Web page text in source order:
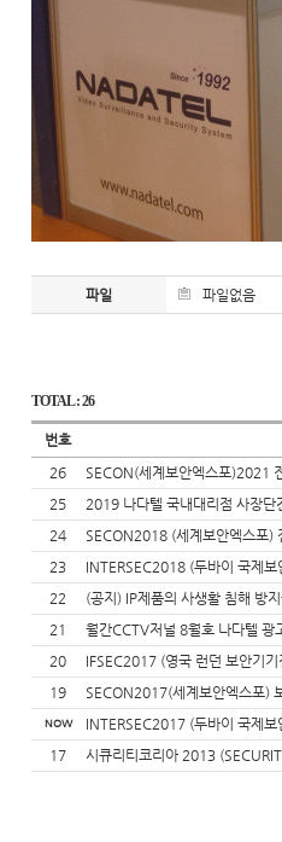
파일 파일없음
TOTAL : 26
번호
26
SECON(세계보안엑스포)2021
25
2019 나다텔 국내대리점 사장단
24
SECON2018 (세계보안엑스포)
23
INTERSEC2018 (두바이 국제보
22
(공지) IP제품의 사생활 침해 방
21
월간CCTV저널 8월호 나다텔 광
20
IFSEC2017 (영국 런던 보안기기
19
SECON2017(세계보안엑스포)
NOW
INTERSEC2017 (두바이 국제보
17
시큐리티코리아 2013